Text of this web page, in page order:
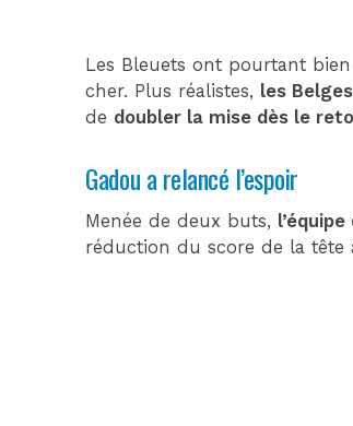
Les Bleuets ont pourtant
cher. Plus réalistes, les
de doubler la mise dès le
Gadou a relancé l’espoir
Menée de deux buts,
réduction du score de la tête